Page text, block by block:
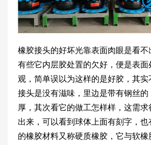
橡胶接头的好坏光靠表面肉眼是看不
有些它内层胶处置的欠好，便是表面
观，简单误以为这样的是好胶，其
接头是没有滋味，里边是带有钢丝的
厚，其次看它的做工怎样样，这需
出来，可以看到球体上面有刻字，也
的橡胶材料又称硬质橡胶，它与软橡